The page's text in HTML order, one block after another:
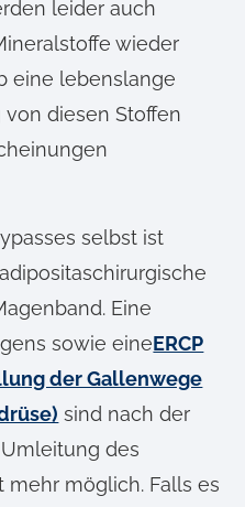
leider auch
wieder
eine lebenslange
diesen Stoffen
selbst ist
Eine
sowie eineERCP
der Gallenwege
sind nach der
des
mehr möglich. Falls es